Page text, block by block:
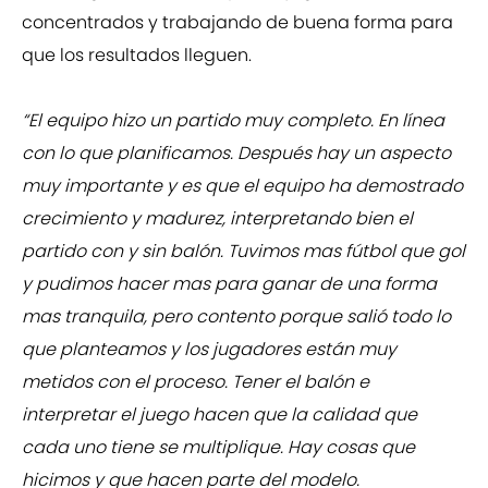
concentrados y trabajando de buena forma para
que los resultados lleguen.
“El equipo hizo un partido muy completo. En línea
con lo que planificamos. Después hay un aspecto
muy importante y es que el equipo ha demostrado
crecimiento y madurez, interpretando bien el
partido con y sin balón. Tuvimos mas fútbol que gol
y pudimos hacer mas para ganar de una forma
mas tranquila, pero contento porque salió todo lo
que planteamos y los jugadores están muy
metidos con el proceso. Tener el balón e
interpretar el juego hacen que la calidad que
cada uno tiene se multiplique. Hay cosas que
hicimos y que hacen parte del modelo.